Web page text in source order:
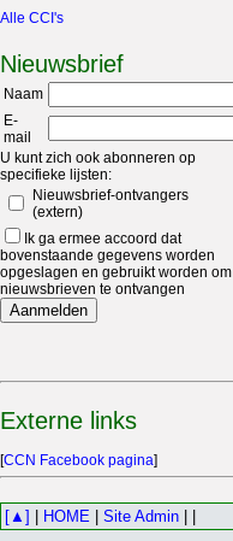
Alle CCI's
Nieuwsbrief
Naam
E-
mail
U kunt zich ook abonneren op
specifieke lijsten:
Nieuwsbrief-ontvangers
(extern)
Ik ga ermee accoord dat
bovenstaande gegevens worden
opgeslagen en gebruikt worden om
nieuwsbrieven te ontvangen
Externe links
[CCN Facebook pagina]
[▲] HOME Site Admin